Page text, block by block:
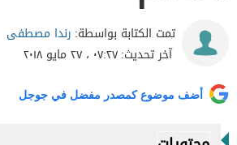
تمت الكتابة بواسطة: رندا مصطفى
آخر تحديث:٠٧:٢٧ ، ٢٧ مايو ٢٠١٨
أضف موضوع كمصدر مفضل في جوجل